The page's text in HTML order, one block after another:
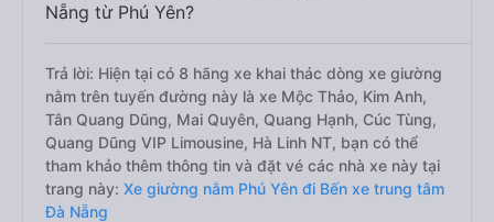
Nẵng từ Phú Yên?
Trả lời: Hiện tại có 8 hãng xe khai thác dòng xe giường
nằm trên tuyến đường này là xe Mộc Thảo, Kim Anh,
Tân Quang Dũng, Mai Quyên, Quang Hạnh, Cúc Tùng,
Quang Dũng VIP Limousine, Hà Linh NT, bạn có thể
tham khảo thêm thông tin và đặt vé các nhà xe này tại
trang này: Xe giường nằm Phú Yên đi Bến xe trung tâm
Đà Nẵng